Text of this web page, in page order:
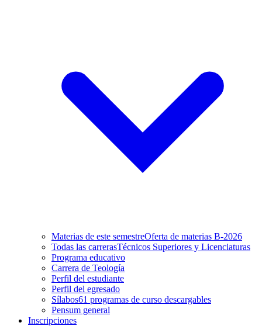
Materias de este semestreOferta de materias B-2026
Todas las carrerasTécnicos Superiores y Licenciaturas
Programa educativo
Carrera de Teología
Perfil del estudiante
Perfil del egresado
Sílabos61 programas de curso descargables
Pensum general
Inscripciones